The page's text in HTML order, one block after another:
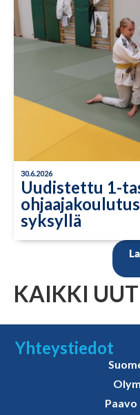
30.6.2026
Uudistettu 1-
syksyllä
KAIKKI
Yhteystiedot
Paavo